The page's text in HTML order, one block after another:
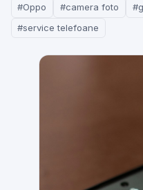
#Oppo #camera foto
#service telefoane